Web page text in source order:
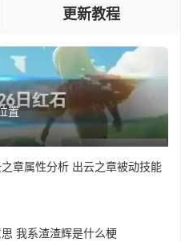
更新教程
置
章属性分析 出云之章被动技能
我系渣渣辉是什么梗